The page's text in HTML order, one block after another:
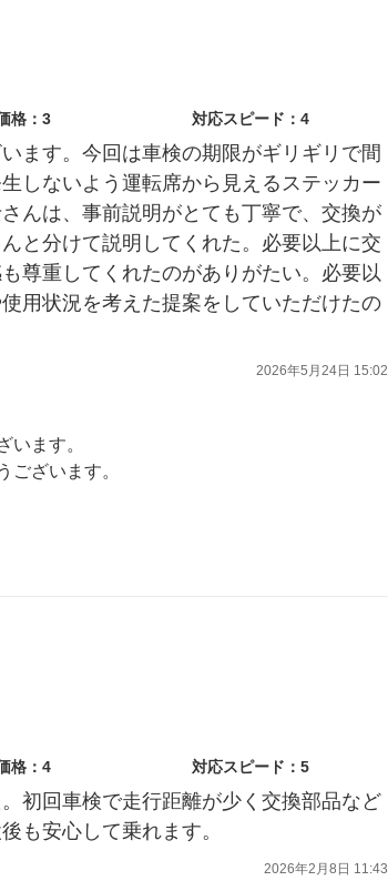
格：3 対応スピード：4
ます。今回は車検の期限がギリギリで間
しないよう運転席から見えるステッカー
んは、事前説明がとても丁寧で、交換が
と分けて説明してくれた。必要以上に交
尊重してくれたのがありがたい。必要以
用状況を考えた提案をしていただけたの
2026年5月24日 15:02
います。
ございます。
格：4 対応スピード：5
初回車検で走行距離が少く交換部品など
も安心して乗れます。
2026年2月8日 11:43